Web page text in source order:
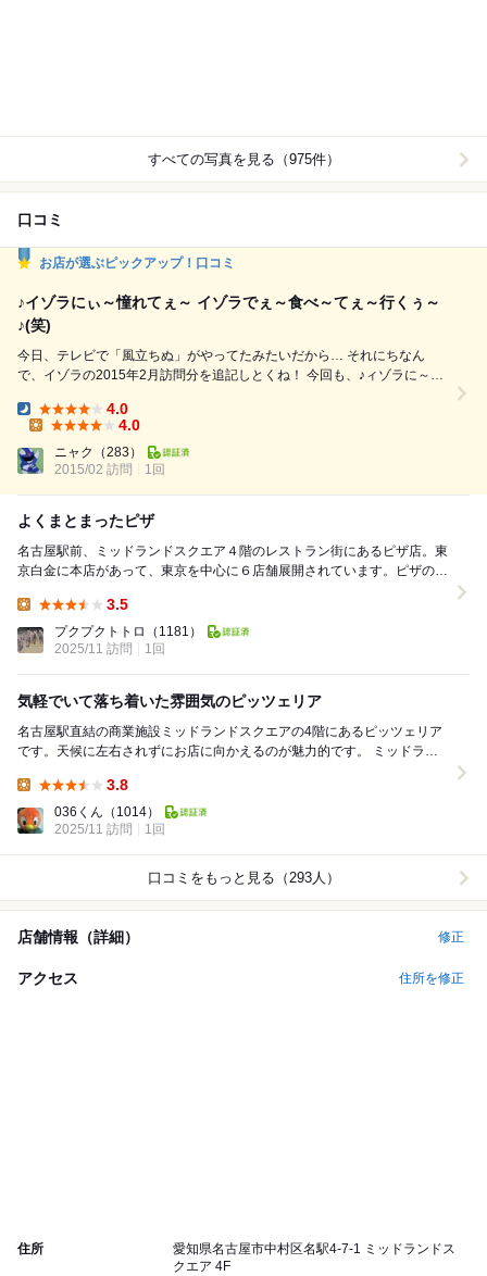
すべての写真を見る（975件）
口コミ
お店が選ぶピックアップ！口コミ
♪イゾラにぃ～憧れてぇ～ イゾラでぇ～食べ～てぇ～行くぅ～
♪(笑)
今日、テレビで「風立ちぬ」がやってたみたいだから… それにちなん
で、イゾラの2015年2月訪問分を追記しとくね！ 今回も、♪ィゾラに～憧
ご飯で寄りました。 <今回いただいたお料理> ◆茄子とチーズの重ね焼…
チーズは1種類だけど、 これぞまさにふわとろフォルマッジやぁ～！
(笑) ◆ピッツァマルゲリータ…相変わら...
Dinner:
4.0
4.0
ニャク
（283）
2015/02 訪問
1回
よくまとまったピザ
名古屋駅前、ミッドランドスクエア４階のレストラン街にあるピザ店。東
京白金に本店があって、東京を中心に６店舗展開されています。ピザの他
3.5
プクプクトトロ
（1181）
2025/11 訪問
1回
気軽でいて落ち着いた雰囲気のピッツェリア
名古屋駅直結の商業施設ミッドランドスクエアの4階にあるピッツェリア
です。天候に左右されずにお店に向かえるのが魅力的です。 ミッドラン
3.8
036くん （1014）
2025/11 訪問
1回
口コミをもっと見る（293人）
店舗情報（詳細） 修正
アクセス 住所を修正
住所
愛知県名古屋市中村区名駅4-7-1 ミッドランドス
クエア 4F